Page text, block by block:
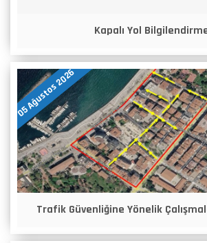
Kapalı Yol
05 Ağustos 2026
Trafik Güvenliğine Yönelik